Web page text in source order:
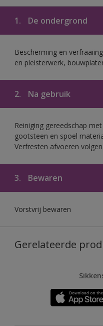
1. De ondergrond
Bescherming en
en pleisterwerk,
2. Na gebruik
Reiniging gereedschap
gootsteen en spoel
Verfresten afvoeren
3. Bewaren
Vorstvrij bewaren
Gerelateerde